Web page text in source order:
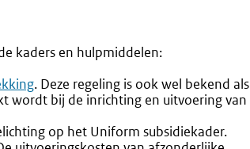
kaders en hulpmiddelen:
. Deze regeling is ook wel bekend als
wordt bij de inrichting en uitvoering van
op het Uniform subsidiekader.